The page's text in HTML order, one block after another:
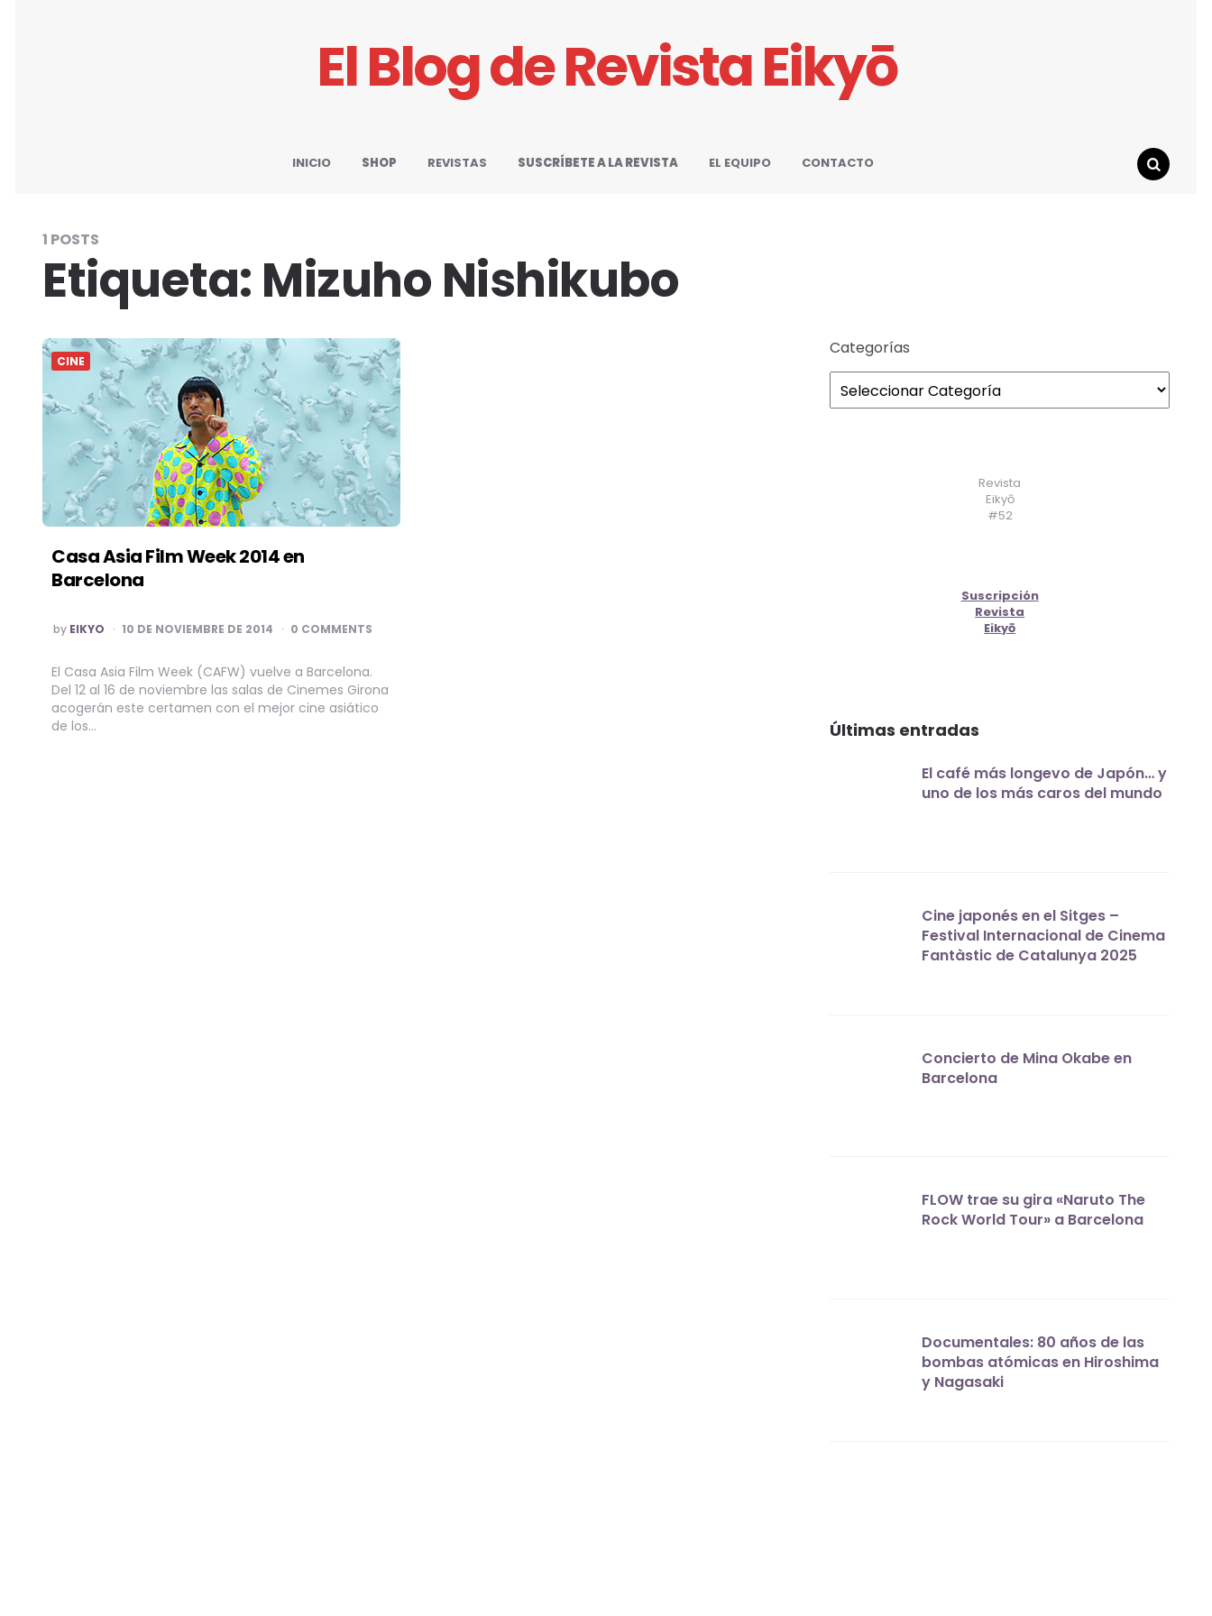
El Blog de Revista Eikyō
INICIO SHOP REVISTAS SUSCRÍBETE A LA REVISTA EL EQUIPO
CONTACTO
1 POSTS
Etiqueta: Mizuho Nishikubo
CINE
Casa Asia Film Week 2014 en
Barcelona
POSTED
BY
by EIKYO 10 DE NOVIEMBRE DE 2014 0 COMMENTS
El Casa Asia Film Week (CAFW) vuelve a Barcelona.
Del 12 al 16 de noviembre las salas de Cinemes Girona
acogerán este certamen con el mejor cine asiático
de los…
Categorías
Revista
Eikyō
#52
Suscripción
Revista
Eikyō
Últimas entradas
El café más longevo de Japón… y
uno de los más caros del mundo
Cine japonés en el Sitges –
Festival Internacional de Cinema
Fantàstic de Catalunya 2025
Concierto de Mina Okabe en
Barcelona
FLOW trae su gira «Naruto The
Rock World Tour» a Barcelona
Documentales: 80 años de las
bombas atómicas en Hiroshima
y Nagasaki